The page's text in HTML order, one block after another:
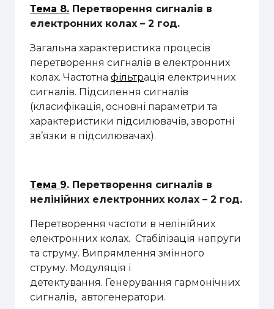
Тема 8. Перетворення сигналів в
електронних колах – 2 год.
Загальна характеристика процесів
перетворення сигналів в електронних
колах.Частотнафільтрація електричних
сигналів. Підсилення сигналів
(класифікація, основні параметри та
характеристики підсилювачів, зворотні
зв’язки в підсилювачах).
Тема 9. Перетворення сигналів в
нелінійних електронних колах – 2 год.
Перетворення частоти в нелінійних
електронних колах. Стабілізація напруги
та струму. Випрямлення змінного
струму. Модуляція і
детектування. Генерування гармонічних
сигналів,автогенератори.